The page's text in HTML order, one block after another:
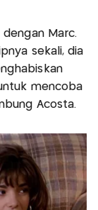
Marc.
sekali, dia
mencoba
Acosta.